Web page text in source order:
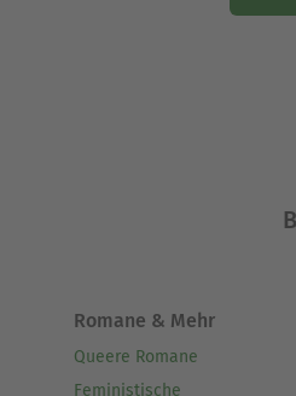
Romane & Mehr
Queere Romane
Feministische